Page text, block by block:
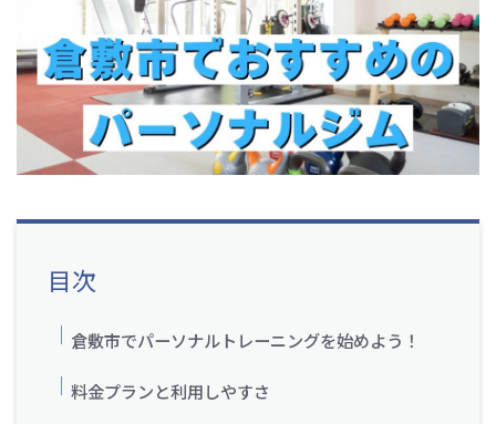
目次
倉敷市でパーソナルトレーニングを始めよう！
料金プランと利用しやすさ